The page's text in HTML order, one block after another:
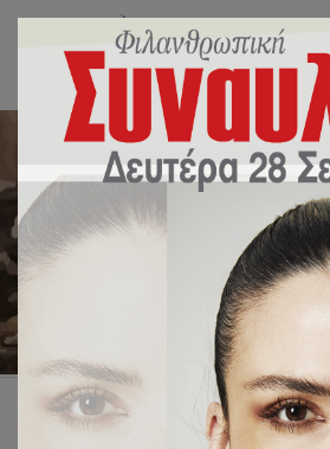
Daily Archives: 30
Σεπτεμβρίου 2021
2021 Σεπτέμβριος 30